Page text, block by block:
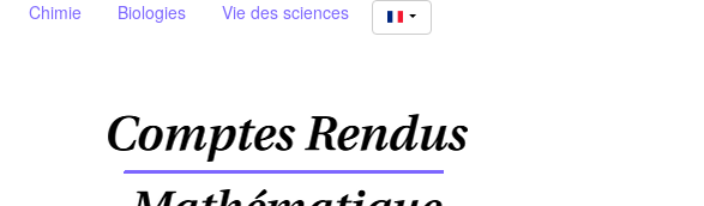
Chimie Biologies Vie des sciences